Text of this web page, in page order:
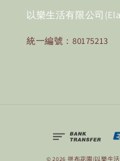
以樂生活有限公司
統一編號：80175213
© 2026 拼布花園(以樂生